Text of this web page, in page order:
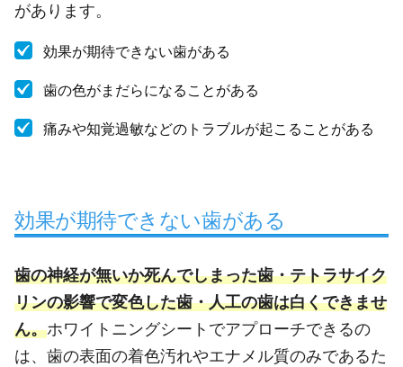
があります。
効果が期待できない歯がある
歯の色がまだらになることがある
痛みや知覚過敏などのトラブルが起こることがある
効果が期待できない歯がある
歯の神経が無いか死んでしまった歯・テトラサイク
リンの影響で変色した歯・人工の歯は白くできませ
ん。ホワイトニングシートでアプローチできるの
は、歯の表面の着色汚れやエナメル質のみであるた